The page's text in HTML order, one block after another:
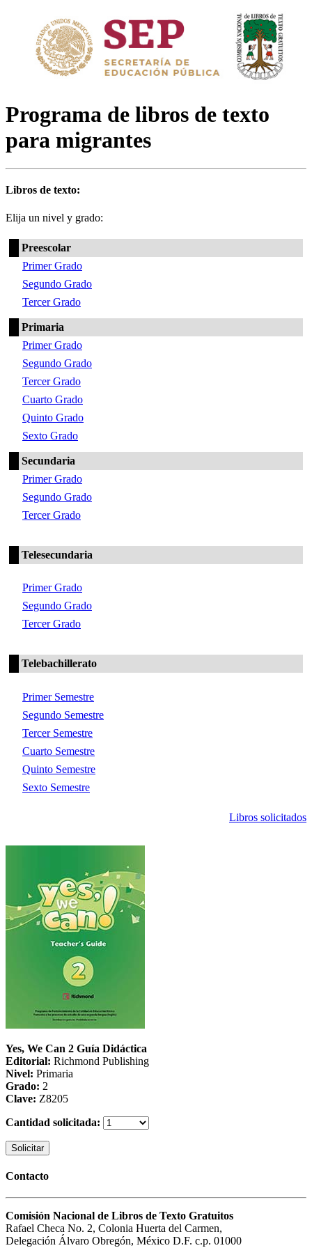
Programa de libros de texto
para migrantes
Libros de texto:
Elija un nivel y grado:
Preescolar
Primer Grado
Segundo Grado
Tercer Grado
Primaria
Primer Grado
Segundo Grado
Tercer Grado
Cuarto Grado
Quinto Grado
Sexto Grado
Secundaria
Primer Grado
Segundo Grado
Tercer Grado
Telesecundaria
Primer Grado
Segundo Grado
Tercer Grado
Telebachillerato
Primer Semestre
Segundo Semestre
Tercer Semestre
Cuarto Semestre
Quinto Semestre
Sexto Semestre
Libros solicitados
Yes, We Can 2 Guía Didáctica
Editorial: Richmond Publishing
Nivel: Primaria
Grado: 2
Clave: Z8205
Cantidad solicitada:
Solicitar
Contacto
Comisión Nacional de Libros de Texto Gratuitos
Rafael Checa No. 2, Colonia Huerta del Carmen,
Delegación Álvaro Obregón, México D.F. c.p. 01000